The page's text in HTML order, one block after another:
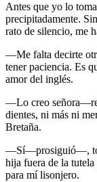
Antes que yo lo
precipitadamente.
rato de silencio, me
—Me falta decirte
tener paciencia. Es
amor del inglés.
—Lo creo
dientes, ni más ni
Bretaña.
—Sí—prosiguió—,
hija fuera de la
para mí lisonjero.